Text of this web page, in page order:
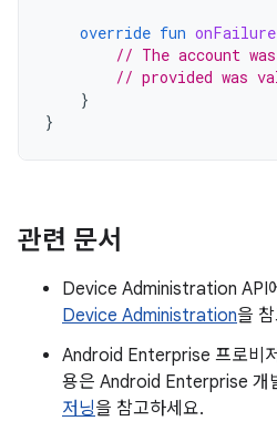
override fun onFailure
// The account
// provided was
}
}
관련 문서
Device Administration API
Device Administration을
Android Enterprise 프로비
용은 Android Enterprise 개
저닝을 참고하세요.